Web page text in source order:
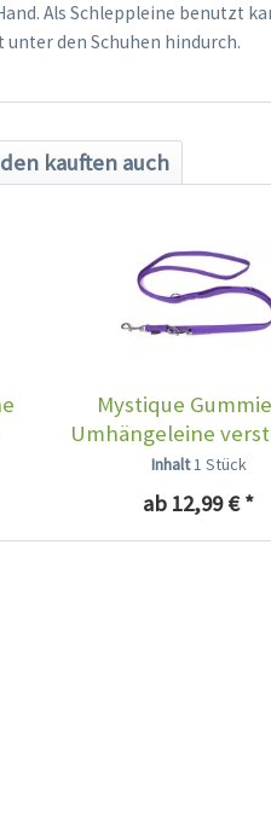
Als Schleppleine benutzt
den Schuhen hindurch.
kauften auch
Mystique
Umhängeleine
lila
Inhalt1 Stück
ab 12,99 € *